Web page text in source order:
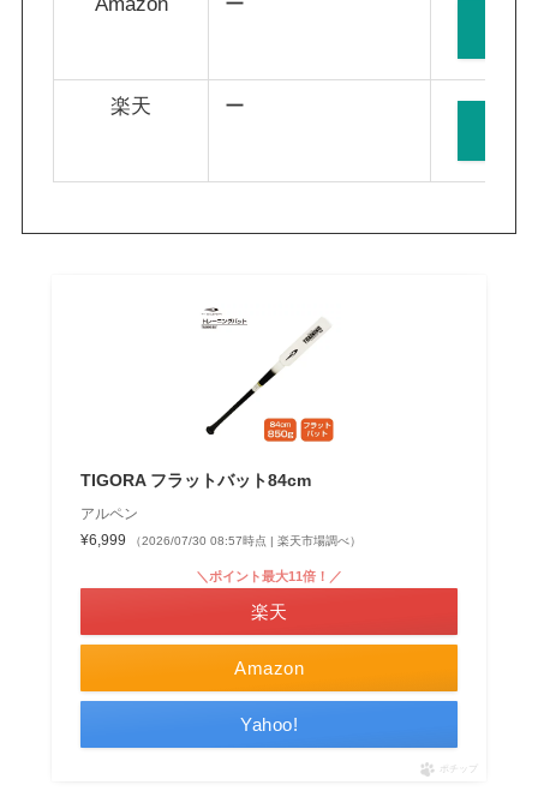
楽天
ー
TIGORA フラットバット84cm
アルペン
¥6,999
（2026/07/30 08:57時点 | 楽天市場調べ）
Amazon
＼ポイント最大11倍！／
楽天
Yahoo!
ポチップ